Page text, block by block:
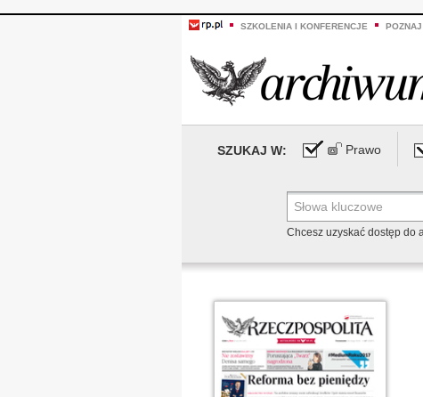
SZKOLENIA I KONFERENCJE
SZUKAJ W: Prawo
Chcesz uzyskać dostęp do